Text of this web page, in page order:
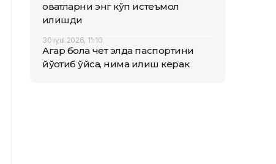
овқатларни энг кўп истеъмол
қилишди
30 iyul 2026, 11:10
Агар бола чет элда паспортини
йўқотиб қўйса, нима қилиш керак